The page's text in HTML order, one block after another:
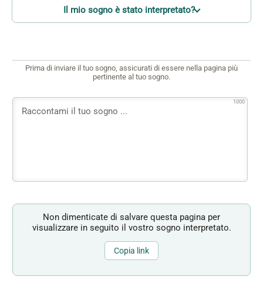
Il mio sogno è stato interpretato?
Prima di inviare il tuo sogno, assicurati di essere nella pagina più
pertinente al tuo sogno.
1000
Non dimenticate di salvare questa pagina per
visualizzare in seguito il vostro sogno interpretato.
Copia link